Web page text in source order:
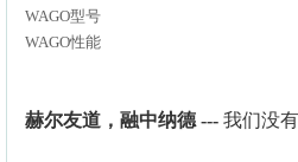
WAGO型号
WAGO性能
赫尔友道，融中纳德 --- 我们没